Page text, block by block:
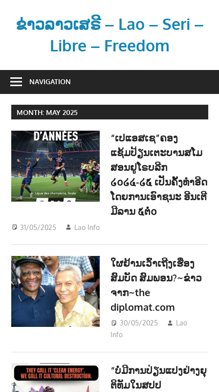
contentຂ່າວລາວເສຣີ – Lao – Seri –
Libre – Freedom
າ
ແ
ະ
ມູ
ນ
ຂ່
າ
ວ
າ
ນ
NAVIGATION
MONTH: MAY 2025
“ເປແອສເຊ”ຄອງ
ແຊ້ມປ້ຽນເຕະບານສໂມ
ສອນຢູໂຣບລີກ
໒໐໒໔-໒໕ ເປັນຄັ້ງທຳອີດ
ໂດຍການເອົາຊນະ ອີນເຕີ
ມີລານ ໕ຕໍ່໐
31/05/2025 Lao Info
ໃຜຢ້ານເວົ້າເຖີງເຮື່ອງ
ສົມບັດ ສົມພອນ?~ຂ່າວ
ຈາກ~the
diplomat.com
30/05/2025
Lao
Info
“ບໍ່ມີການປ່ຽນແປງຢ່າງຍຸ
ຕິທັມໃນສປປ